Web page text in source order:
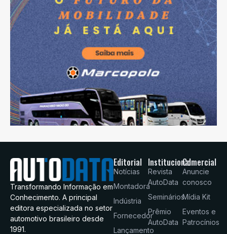
Transformando Informação em
Conhecimento. A principal
editora especializada no setor
automotivo brasileiro desde
1991.
Editorial
Notícias
Montadora
Indústria
Fornecedor
Lançamento
Institucional
Revista
AutoData
Seminários
Prêmio
AutoData
Comercial
Anuncie
conosco
Mídia Kit
Eventos e
Patrocínios